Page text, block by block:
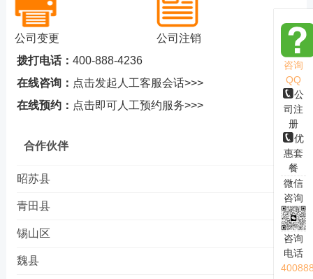
公司变更
公司注销
拨打电话： 400-888-4236
在线咨询： 点击发起人工客服会话>>>
在线预约： 点击即可人工预约服务>>>
合作伙伴
昭苏县
青田县
锡山区
魏县
咨询
QQ
公
司注
册
优
惠套
餐
微信
咨询
咨询
电话